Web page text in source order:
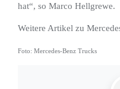
hat“, so Marco Hellgrewe.
Weitere Artikel zu
Foto: Mercedes-Benz Trucks